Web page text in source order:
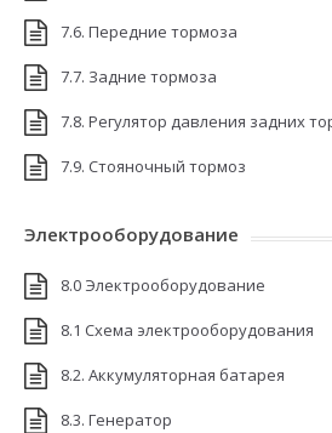
7.6. Передние тормоза
7.7. Задние тормоза
7.8. Регулятор давления задних
7.9. Стояночный тормоз
Электрооборудование
8.0 Электрооборудование
8.1 Схема электрооборудования
8.2. Аккумуляторная батарея
8.3. Генератор